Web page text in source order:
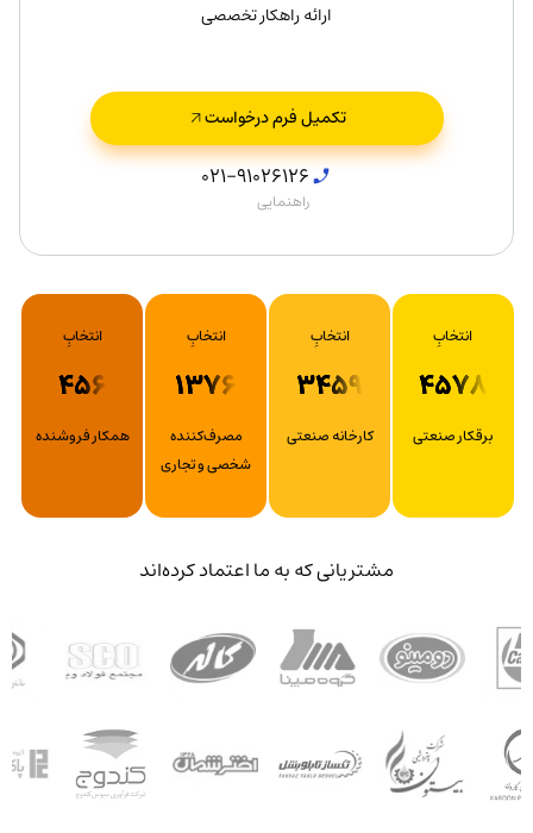
ارائه راهکار تخصصی
تکمیل فرم درخواست
021-91026126
راهنمایی
انتخابِ
4578
برقکار صنعتی
انتخابِ
3459
کارخانه صنعتی
انتخابِ
1376
مصرف‌کننده
شخصی و تجاری
انتخابِ
456
همکار فروشنده
مشتریانی که به ما اعتماد کرده‌اند